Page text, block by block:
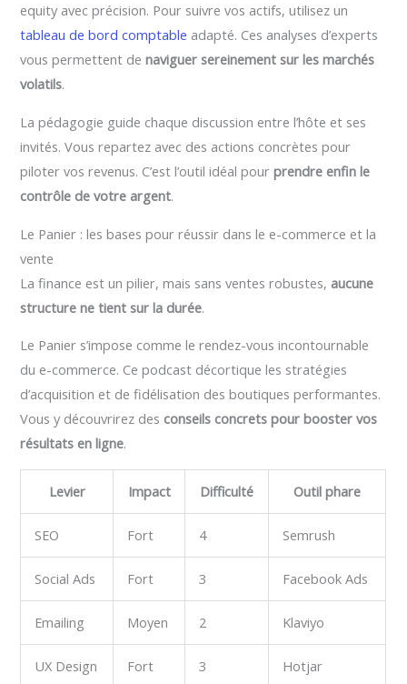
equity avec précision. Pour suivre vos actifs, utilisez un
tableau de bord comptable adapté. Ces analyses d’experts
vous permettent denaviguer sereinement sur les marchés
volatils.
La pédagogie guide chaque discussion entre l’hôte et ses
invités. Vous repartez avec des actions concrètes pour
piloter vos revenus. C’est l’outil idéal pourprendre enfin le
contrôle de votre argent.
Le Panier : les bases pour réussir dans le e-commerce et la
vente
La finance est un pilier, mais sans ventes robustes, aucune
structure ne tient sur la durée.
Le Panier s’impose comme le rendez-vous incontournable
du e-commerce. Ce podcast décortique les stratégies
d’acquisition et de fidélisation des boutiques performantes.
Vous y découvrirez des conseils concrets pour booster vos
résultats en ligne.
Levier Impact Difficulté Outil phare
SEO Fort 4 Semrush
Social Ads Fort 3 Facebook Ads
Emailing Moyen 2 Klaviyo
UX Design Fort 3 Hotjar